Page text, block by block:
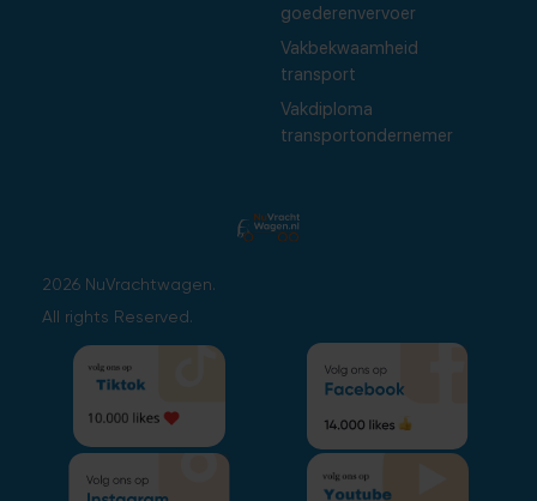
goederenvervoer
Vakbekwaamheid
transport
Vakdiploma
transportondernemer
2026 NuVrachtwagen.
All rights Reserved.